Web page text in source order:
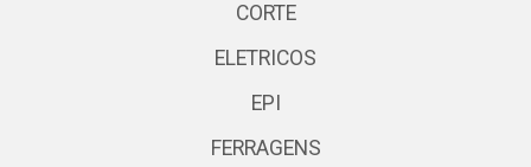
CORTE
ELETRICOS
EPI
FERRAGENS